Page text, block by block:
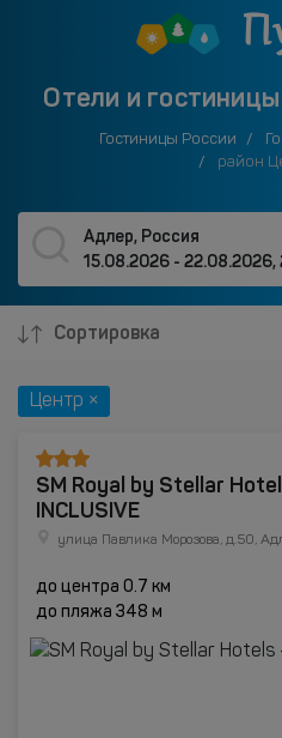
Отели и
Гостиницы России
район
Адлер, Россия
15.08.2026 - 22.08.2026,
Сортировка
Центр ×
SM Royal by Stellar
INCLUSIVE
улица Павлика Морозова, д.50,
до центра 0.7 км
до пляжа 348 м